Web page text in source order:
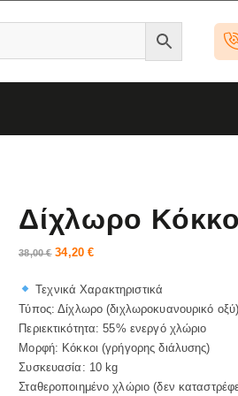
Δίχλωρο
38,00€ 34,20€
Τεχνικά Χαρακτηριστικά
Τύπος: Δίχλωρο (διχλωροκυανουρικό οξύ)
Περιεκτικότητα: 55% ενεργό χλώριο
Μορφή: Κόκκοι (γρήγορης διάλυσης)
Συσκευασία: 10 kg
Σταθεροποιημένο χλώριο (δεν